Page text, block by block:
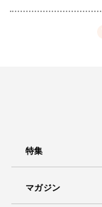
特集
マガジン